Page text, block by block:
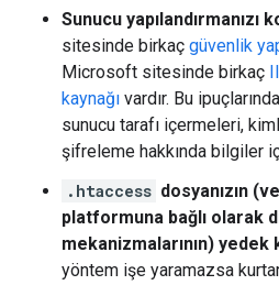
Sunucu yapılandırmanızı
sitesinde birkaç güvenlik
Microsoft sitesinde birkaç
kaynağı vardır. Bu
sunucu tarafı içermeleri,
şifreleme hakkında bilgiler
.htaccess dosyanızın
platformuna bağlı olarak
mekanizmalarının) yedek
yöntem işe yaramazsa